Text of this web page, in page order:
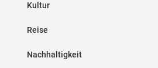
Kultur
Reise
Nachhaltigkeit